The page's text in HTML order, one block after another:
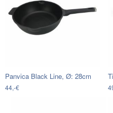
Panvica Black Line, Ø: 28cm
44,-€